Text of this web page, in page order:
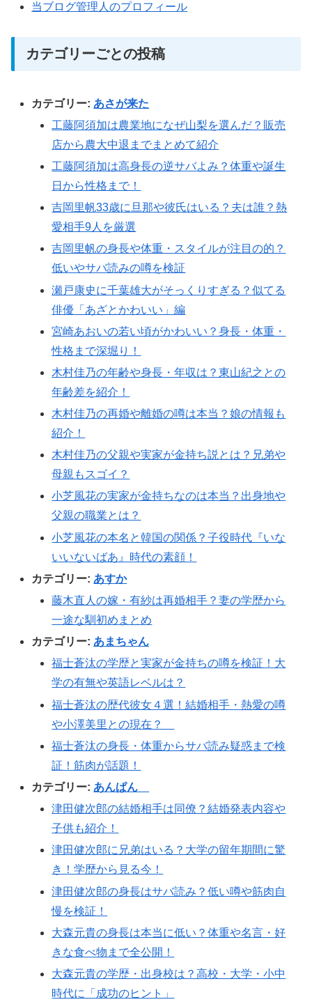
当ブログ管理人のプロフィール
カテゴリーごとの投稿
カテゴリー: あさが来た
工藤阿須加は農業地になぜ山梨を選んだ？販売
店から農大中退までまとめて紹介
工藤阿須加は高身長の逆サバよみ？体重や誕生
日から性格まで！
吉岡里帆33歳に旦那や彼氏はいる？夫は誰？熱
愛相手9人を厳選
吉岡里帆の身長や体重・スタイルが注目の的？
低いやサバ読みの噂を検証
瀬戸康史に千葉雄大がそっくりすぎる？似てる
俳優「あざとかわいい」編
宮崎あおいの若い頃がかわいい？身長・体重・
性格まで深堀り！
木村佳乃の年齢や身長・年収は？東山紀之との
年齢差を紹介！
木村佳乃の再婚や離婚の噂は本当？娘の情報も
紹介！
木村佳乃の父親や実家が金持ち説とは？兄弟や
母親もスゴイ？
小芝風花の実家が金持ちなのは本当？出身地や
父親の職業とは？
小芝風花の本名と韓国の関係？子役時代『いな
いいないばあ』時代の素顔！
カテゴリー: あすか
藤木直人の嫁・有紗は再婚相手？妻の学歴から
一途な馴初めまとめ
カテゴリー: あまちゃん
福士蒼汰の学歴と実家が金持ちの噂を検証！大
学の有無や英語レベルは？
福士蒼汰の歴代彼女４選！結婚相手・熱愛の噂
や小澤美里との現在？
福士蒼汰の身長・体重からサバ読み疑惑まで検
証！筋肉が話題！
カテゴリー: あんぱん
津田健次郎の結婚相手は同僚？結婚発表内容や
子供も紹介！
津田健次郎に兄弟はいる？大学の留年期間に驚
き！学歴から見る今！
津田健次郎の身長はサバ読み？低い噂や筋肉自
慢を検証！
大森元貴の身長は本当に低い？体重や名言・好
きな食べ物まで全公開！
大森元貴の学歴・出身校は？高校・大学・小中
時代に「成功のヒント」